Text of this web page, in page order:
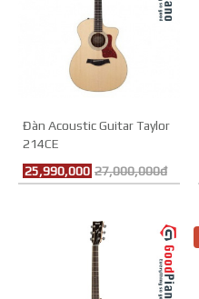
Đàn Acoustic Guitar Taylor
214CE
25,990,000 27,000,000đ